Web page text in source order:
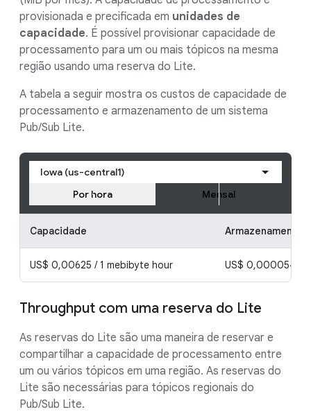
provisionada e precificada em unidades de
capacidade. É possível provisionar capacidade de
processamento para um ou mais tópicos na mesma
região usando uma reserva do Lite.
A tabela a seguir mostra os custos de capacidade de
processamento e armazenamento de um sistema
Pub/Sub Lite.
Iowa (us-central1)
Por hora
Mensal
Capacidade Armazenamento
US$ 0,00625 / 1 mebibyte hour US$
Throughput com uma reserva do Lite
As reservas do Lite são uma maneira de reservar e
compartilhar a capacidade de processamento entre
um ou vários tópicos em uma região. As reservas do
Lite são necessárias para tópicos regionais do
Pub/Sub Lite.